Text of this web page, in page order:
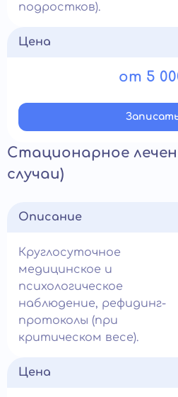
подростков).
Цена
от 5
Стационарное
случаи)
Описание
Круглосуточное
медицинское и
психологическое
наблюдение, рефидинг-
протоколы (при
критическом весе).
Цена